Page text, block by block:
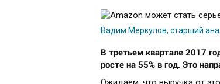
Вадим Меркулов, старший
В третьем квартале 2017
росте на 55% в год. Это